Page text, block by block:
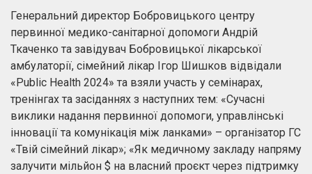
Генеральний директор Бобровицького центру
первинної медико-санітарної допомоги Андрій
Ткаченко та завідувач Бобровицької лікарської
амбулаторії, сімейний лікар Ігор Шишков відвідали
«Public Health 2024» та взяли участь у семінарах,
тренінгах та засіданнях з наступних тем: «Сучасні
виклики надання первинної допомоги, управлінські
інновації та комунікація між ланками» – організатор ГС
«Твій сімейний лікар»; «Як медичному закладу напряму
залучити мільйон $ на власний проєкт через підтримку